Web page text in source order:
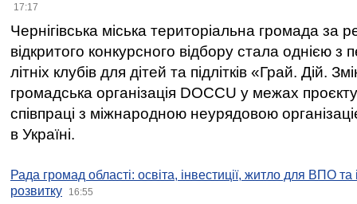
17:17
Чернігівська міська територіальна громада за
відкритого конкурсного відбору стала однією
літніх клубів для дітей та підлітків «Грай. Дій.
громадська організація DOCCU у межах
співпраці з міжнародною неурядовою
в Україні.
Рада громад області: освіта, інвестиції, житло для ВПО
розвитку
16:55